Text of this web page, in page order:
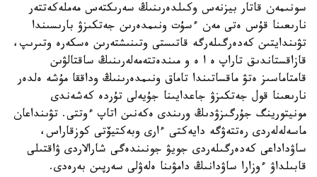
سونىمەن قاتار بيزنەس وكىلدەرىنىڭ سەرىكتەس مەملەكەتتەر
نارىعىنا قۇس ەتى مەن ءسۇت ونىمدەرىن جەتكىزۋ بارىسىندا
تۋىندايتىن كەدەرگىلەرگە قاتىستى وتىنىشتەرىن ەسكەرە وتىرىپ،
قازاقستاندىق تاراپ ە ا ە و مىندەتتەمەلەرىنىڭ ساقتالۋىن
قامتاماسىز ەتۋ ماقساتىندا تاماق ونىمدەرىنىڭ وداققا مۇشە ەلدەر
نارىعىنا قول جەتكىزۋ جاعدايىنا جۇيەلى تۇردە كەشەندى
مونيتورينگ جۇرگىزۋدىڭ ورىندى ەكەنىن اتاپ ءوتتى. تۋىنداعان
ماسەلەلەردى رەتتەۋگە دايەكتى ءارى وبەكتيۆتى كوزقاراس،
ساۋداداعى كەدەرگىلەردى جويۋ جونىندەگى شارالاردى ۋاقتىلى
قابىلداۋ ءوزارا ساۋدانىڭ دامۋىنا ەلەۋلى سەرپىن بەرەدى.